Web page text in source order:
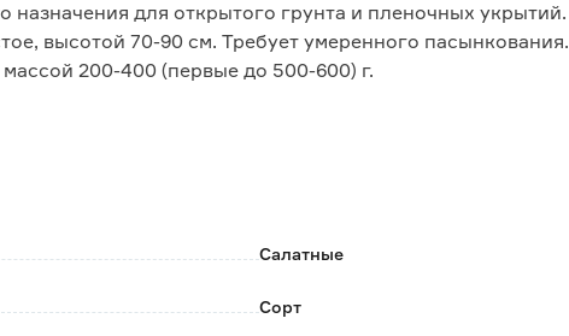
назначения для открытого грунта и пленочных укрытий.
высотой 70-90 см. Требует умеренного пасынкования.
200-400 (первые до 500-600) г.
Салатные
Сорт